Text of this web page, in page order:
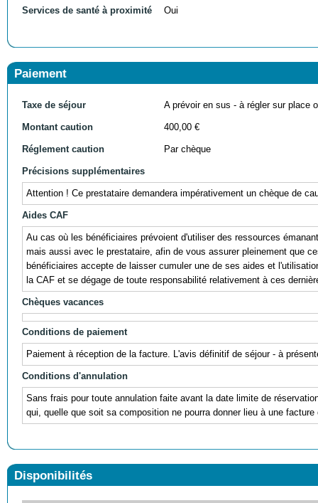
Services de santé à proximité Oui
Paiement
Taxe de séjour A prévoir en sus - à régler sur place
Montant caution 400,00 €
Réglement caution Par chèque
Précisions supplémentaires
Attention ! Ce prestataire demandera impérativement un chèque de
Aides CAF
Au cas où les bénéficiaires prévoient d'utiliser des ressources
mais aussi avec le prestataire, afin de vous assurer pleinement que
bénéficiaires accepte de laisser cumuler une de ses aides et
la CAF et se dégage de toute responsabilité relativement à ces
Chèques vacances
Conditions de paiement
Paiement à réception de la facture. L'avis définitif de séjour - à
Conditions d'annulation
Sans frais pour toute annulation faite avant la date limite de
qui, quelle que soit sa composition ne pourra donner lieu à une
Disponibilités